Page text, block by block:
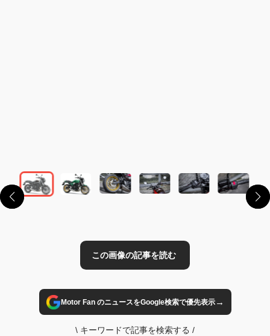
Motor Fan のニュースをGoogle検索で優先表示→
\ キーワードで記事を検索する /